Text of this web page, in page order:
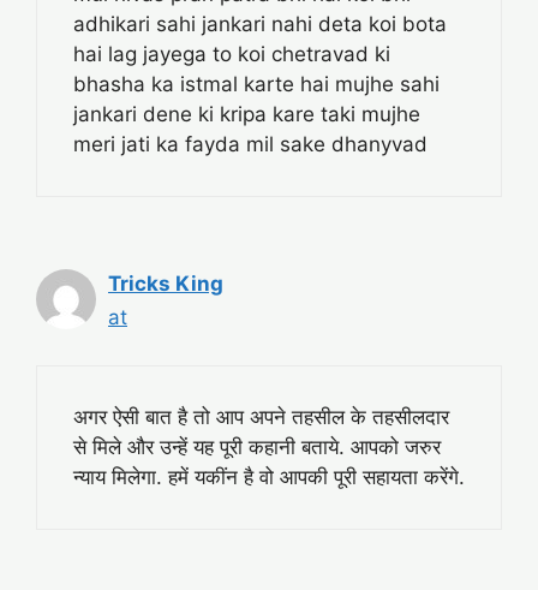
adhikari sahi jankari nahi deta koi bota
hai lag jayega to koi chetravad ki
bhasha ka istmal karte hai mujhe sahi
jankari dene ki kripa kare taki mujhe
meri jati ka fayda mil sake dhanyvad
Tricks King
at
अगर ऐसी बात है तो आप अपने तहसील के तहसीलदार
से मिले और उन्हें यह पूरी कहानी बताये. आपको जरुर
न्याय मिलेगा. हमें यकींन है वो आपकी पूरी सहायता करेंगे.